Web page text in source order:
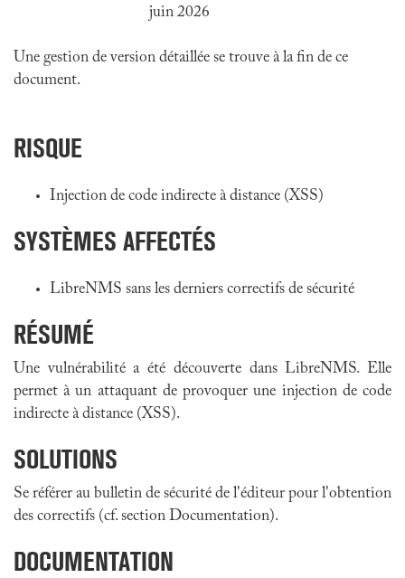
juin 2026
Une gestion de version détaillée se trouve à la fin de ce
document.
RISQUE
Injection de code indirecte à distance (XSS)
SYSTÈMES AFFECTÉS
LibreNMS sans les derniers correctifs de sécurité
RÉSUMÉ
Une vulnérabilité a été découverte dans LibreNMS. Elle
permet à un attaquant de provoquer une injection de code
indirecte à distance (XSS).
SOLUTIONS
Se référer au bulletin de sécurité de l'éditeur pour l'obtention
des correctifs (cf. section Documentation).
DOCUMENTATION